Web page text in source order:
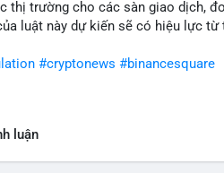
lệnh khi chưa xác định rõ xu hướng.
cảnh biến động mạnh.
#aplucban #dongtienlon
thị trường cho các sàn giao dịch,
luật này dự kiến sẽ có hiệu lực từ
#cryptonews #binancesquare
luận